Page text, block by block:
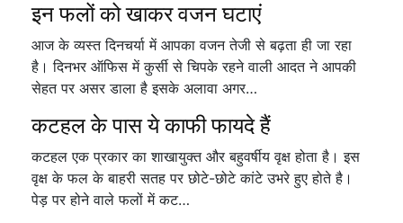
इन फलों को खाकर वजन घटाएं
आज के व्यस्त दिनचर्या में आपका वजन तेजी से बढ़ता ही जा रहा
है। दिनभर ऑफिस में कुर्सी से चिपके रहने वाली आदत ने आपकी
सेहत पर असर डाला है इसके अलावा अगर…
कटहल के पास ये काफी फायदे हैं
कटहल एक प्रकार का शाखायुक्त और बहुवर्षीय वृक्ष होता है। इस
वृक्ष के फल के बाहरी सतह पर छोटे-छोटे कांटे उभरे हुए होते है।
पेड़ पर होने वाले फलों में कट…